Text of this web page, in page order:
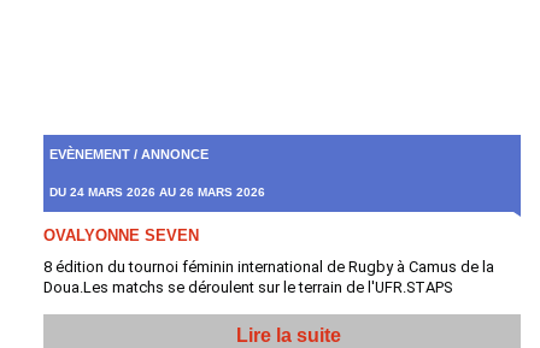
EVÈNEMENT / ANNONCE
DU 24 MARS 2026 AU 26 MARS 2026
OVALYONNE SEVEN
8 édition du tournoi féminin international de Rugby à Camus de la
Doua.Les matchs se déroulent sur le terrain de l'UFR.STAPS
Lire la suite